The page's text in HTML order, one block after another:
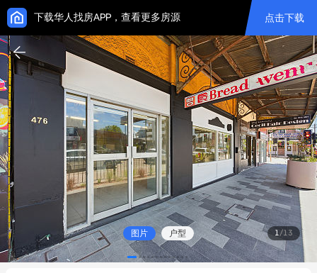
下载华人找房APP，查看更多房源 点击下载
图片 户型 1/13